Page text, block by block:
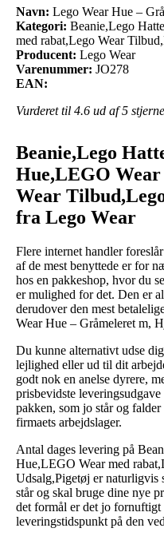
Navn: Lego Wear Hue –
Kategori: Beanie,Lego
med rabat,Lego Wear
Producent: Lego Wear
Varenummer: JO278
EAN:
Vurderet til 4.6 ud af 5
Beanie,Lego
Hue,LEGO
Wear
fra Lego Wear
Flere internet handler
af de mest benyttede er for
hos en pakkeshop, hvor du
er mulighed for det. Den er
derudover den mest
Wear Hue – Gråmeleret m,
Du kunne alternativt udse
lejlighed eller ud til dit
godt nok en anelse dyrere,
prisbevidste
pakken, som jo står og
firmaets arbejdslager.
Antal dages levering på
Hue,LEGO Wear med
Udsalg,Pigetøj er
står og skal bruge dine nye
det formål er det jo fornuftigt
leveringstidspunkt på den